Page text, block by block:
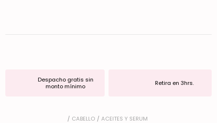
Despacho gratis sin
monto mínimo
Retira en 3hrs.
CABELLO ACEITES Y SERUM